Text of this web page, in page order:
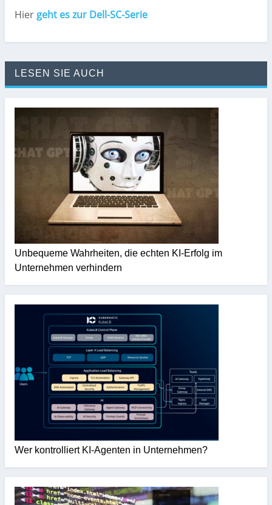
Hier geht es zur Dell-SC-Serie
LESEN SIE AUCH
Unbequeme Wahrheiten, die echten KI-Erfolg im
Unternehmen verhindern
Wer kontrolliert KI-Agenten in Unternehmen?